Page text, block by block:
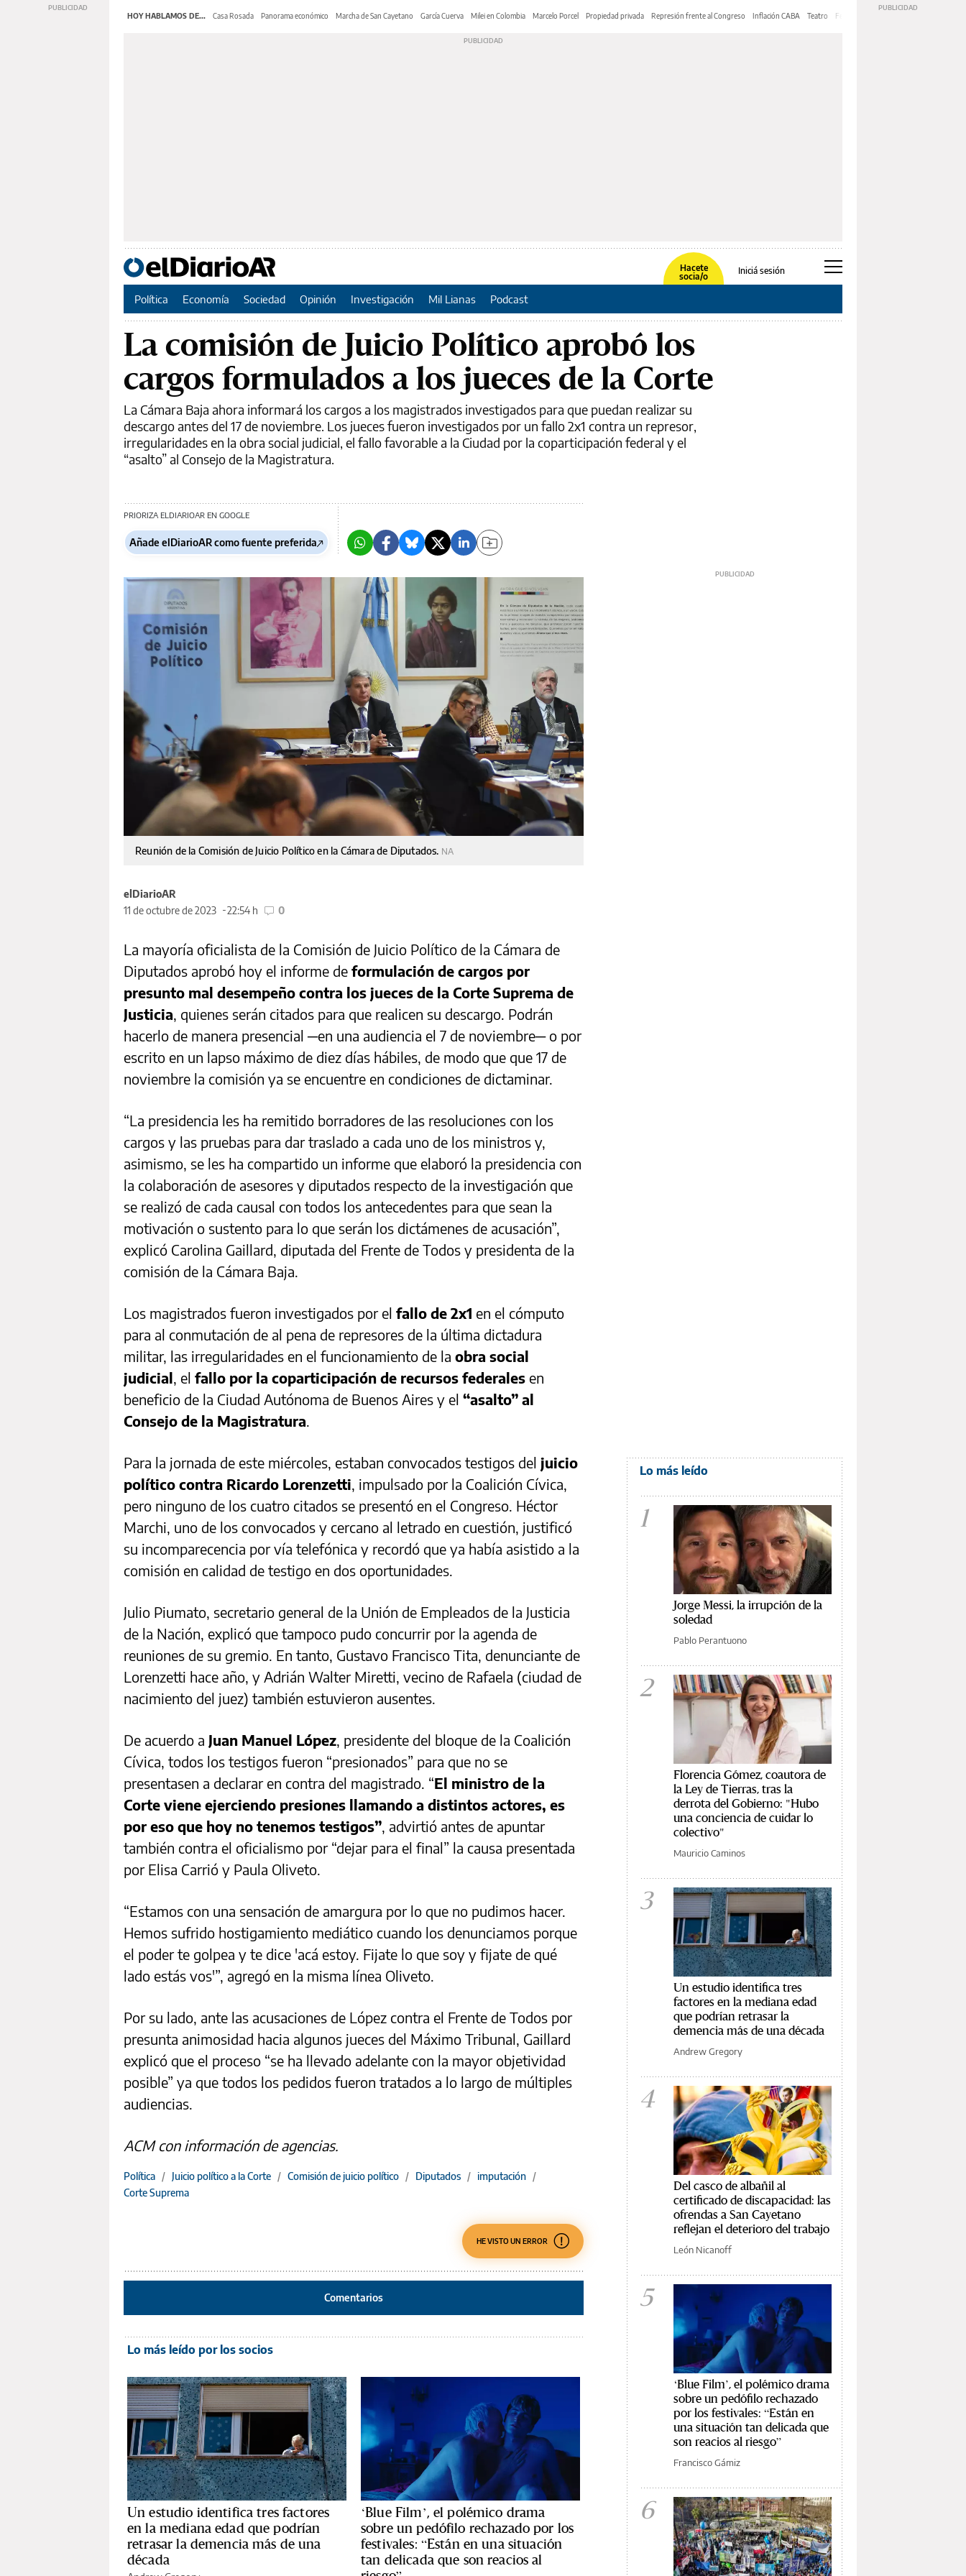
HOY HABLAMOS DE... Casa Rosada Panorama económico Marcha de San Cayetano García Cuerva Milei en Colombia Marcelo Porcel Propiedad privada Represión frente al Congreso Inflación CABA Teatro Feria de Editores
Hacete
socia/o
Iniciá sesión
Política Economía Sociedad Opinión Investigación Mil Lianas Podcast
La comisión de Juicio Político aprobó los
cargos formulados a los jueces de la Corte
La Cámara Baja ahora informará los cargos a los magistrados investigados para que puedan realizar su
descargo antes del 17 de noviembre. Los jueces fueron investigados por un fallo 2x1 contra un represor,
irregularidades en la obra social judicial, el fallo favorable a la Ciudad por la coparticipación federal y el
“asalto” al Consejo de la Magistratura.
PRIORIZA ELDIARIOAR EN GOOGLE
Añade elDiarioAR como fuente preferida
Reunión de la Comisión de Juicio Político en la Cámara de Diputados. NA
elDiarioAR
11 de octubre de 2023
22:54 h 0
La mayoría oficialista de la Comisión de Juicio Político de la Cámara de
Diputados aprobó hoy el informe de formulación de cargos por
presunto mal desempeño contra los jueces de la Corte Suprema de
Justicia, quienes serán citados para que realicen su descargo. Podrán
hacerlo de manera presencial ─en una audiencia el 7 de noviembre─ o por
escrito en un lapso máximo de diez días hábiles, de modo que que 17 de
noviembre la comisión ya se encuentre en condiciones de dictaminar.
“La presidencia les ha remitido borradores de las resoluciones con los
cargos y las pruebas para dar traslado a cada uno de los ministros y,
asimismo, se les ha compartido un informe que elaboró la presidencia con
la colaboración de asesores y diputados respecto de la investigación que
se realizó de cada causal con todos los antecedentes para que sean la
motivación o sustento para lo que serán los dictámenes de acusación”,
explicó Carolina Gaillard, diputada del Frente de Todos y presidenta de la
comisión de la Cámara Baja.
Los magistrados fueron investigados por el fallo de 2x1 en el cómputo
para al conmutación de al pena de represores de la última dictadura
militar, las irregularidades en el funcionamiento de la obra social
judicial, el fallo por la coparticipación de recursos federales en
beneficio de la Ciudad Autónoma de Buenos Aires y el “asalto” al
Consejo de la Magistratura.
Para la jornada de este miércoles, estaban convocados testigos del juicio
político contra Ricardo Lorenzetti, impulsado por la Coalición Cívica,
pero ninguno de los cuatro citados se presentó en el Congreso. Héctor
Marchi, uno de los convocados y cercano al letrado en cuestión, justificó
su incomparecencia por vía telefónica y recordó que ya había asistido a la
comisión en calidad de testigo en dos oportunidades.
Julio Piumato, secretario general de la Unión de Empleados de la Justicia
de la Nación, explicó que tampoco pudo concurrir por la agenda de
reuniones de su gremio. En tanto, Gustavo Francisco Tita, denunciante de
Lorenzetti hace año, y Adrián Walter Miretti, vecino de Rafaela (ciudad de
nacimiento del juez) también estuvieron ausentes.
De acuerdo a Juan Manuel López, presidente del bloque de la Coalición
Cívica, todos los testigos fueron “presionados” para que no se
presentasen a declarar en contra del magistrado. “El ministro de la
Corte viene ejerciendo presiones llamando a distintos actores, es
por eso que hoy no tenemos testigos”, advirtió antes de apuntar
también contra el oficialismo por “dejar para el final” la causa presentada
por Elisa Carrió y Paula Oliveto.
“Estamos con una sensación de amargura por lo que no pudimos hacer.
Hemos sufrido hostigamiento mediático cuando los denunciamos porque
el poder te golpea y te dice 'acá estoy. Fijate lo que soy y fijate de qué
lado estás vos'”, agregó en la misma línea Oliveto.
Por su lado, ante las acusaciones de López contra el Frente de Todos por
presunta animosidad hacia algunos jueces del Máximo Tribunal, Gaillard
explicó que el proceso “se ha llevado adelante con la mayor objetividad
posible” ya que todos los pedidos fueron tratados a lo largo de múltiples
audiencias.
ACM con información de agencias.
Política / Juicio político a la Corte / Comisión de juicio político / Diputados / imputación /
Corte Suprema
HE VISTO UN ERROR
Comentarios
Lo más leído por los socios
Un estudio identifica tres factores
en la mediana edad que podrían
retrasar la demencia más de una
década
‘Blue Film’, el polémico drama
sobre un pedófilo rechazado por los
festivales: “Están en una situación
tan delicada que son reacios al
Lo más leído
1
Jorge Messi, la irrupción de la
soledad
Pablo Perantuono
2
Florencia Gómez, coautora de
la Ley de Tierras, tras la
derrota del Gobierno: "Hubo
una conciencia de cuidar lo
colectivo"
Mauricio Caminos
3
Un estudio identifica tres
factores en la mediana edad
que podrían retrasar la
demencia más de una década
Andrew Gregory
4
Del casco de albañil al
certificado de discapacidad: las
ofrendas a San Cayetano
reflejan el deterioro del trabajo
León Nicanoff
5
‘Blue Film’, el polémico drama
sobre un pedófilo rechazado
por los festivales: “Están en
una situación tan delicada que
son reacios al riesgo”
Francisco Gámiz
6